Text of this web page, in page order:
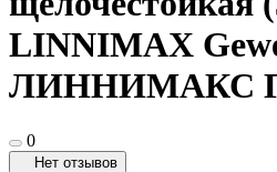
LINNIMAX
ЛИННИМАКС
0
Нет отзывов